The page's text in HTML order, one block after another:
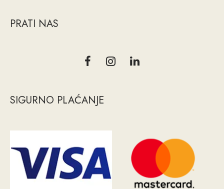
PRATI NAS
SIGURNO PLAĆANJE